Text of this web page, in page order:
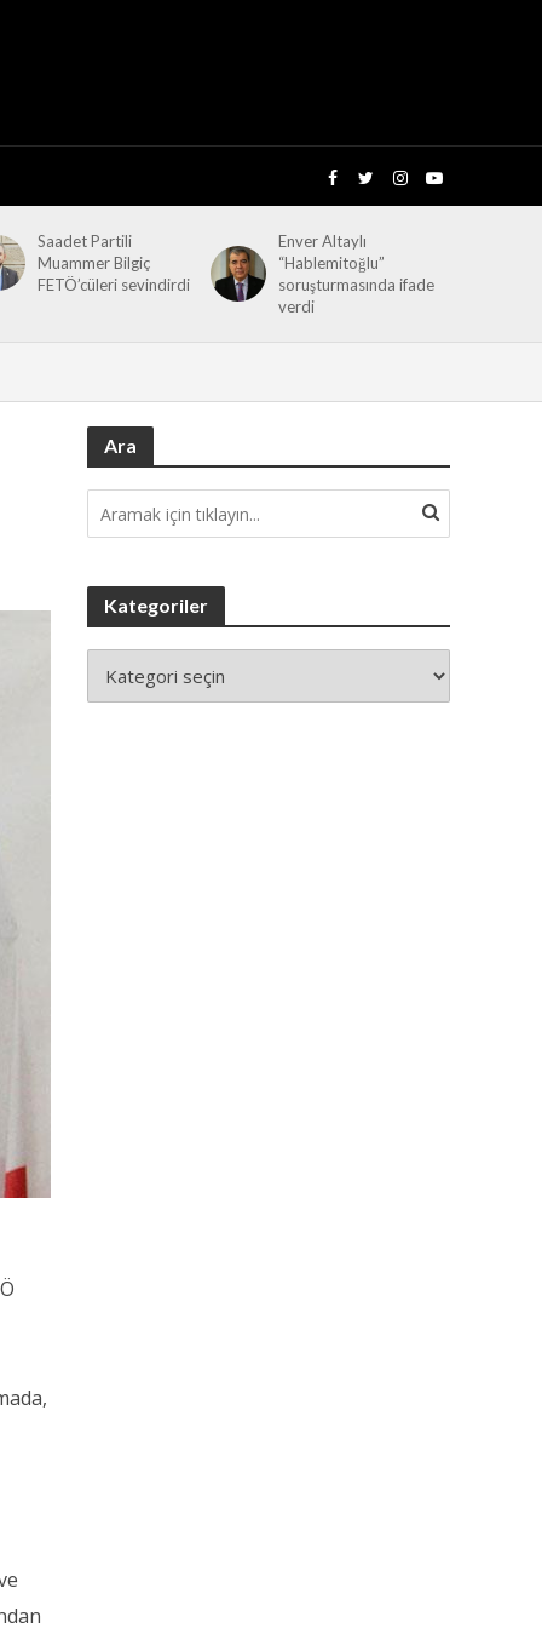
Saadet Partili
Muammer Bilgiç
FETÖ’cüleri sevindirdi
Enver Altaylı
“Hablemitoğlu”
soruşturmasında ifade
verdi
Ara
Kategoriler